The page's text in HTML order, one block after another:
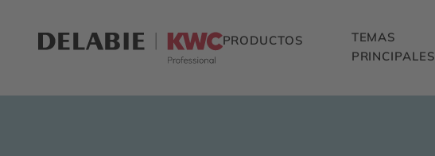
PRODUCTOS
TEMAS
PRINCIPALES